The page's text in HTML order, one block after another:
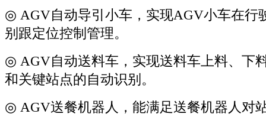
◎ AGV自动导引小车，实现AGV小车在行
别跟定位控制管理。
◎ AGV自动送料车，实现送料车上料、下
和关键站点的自动识别。
◎ AGV送餐机器人，能满足送餐机器人对